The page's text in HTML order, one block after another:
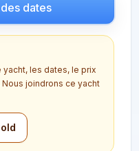
dates
les dates, le prix
joindrons ce yacht